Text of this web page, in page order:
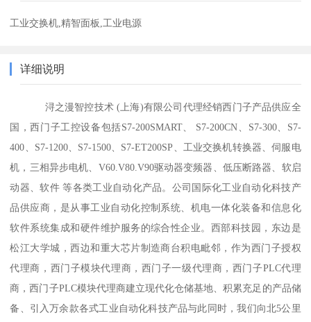
工业交换机,精智面板,工业电源
详细说明
浔之漫智控技术 (上海)有限公司代理经销西门子产品供应全
国，西门子工控设备包括S7-200SMART、 S7-200CN、S7-300、S7-
400、S7-1200、S7-1500、S7-ET200SP、工业交换机转换器、伺服电
机，三相异步电机、V60.V80.V90驱动器变频器、低压断路器、软启
动器、软件 等各类工业自动化产品。公司国际化工业自动化科技产
品供应商，是从事工业自动化控制系统、机电一体化装备和信息化
软件系统集成和硬件维护服务的综合性企业。西部科技园，东边是
松江大学城，西边和重大芯片制造商台积电毗邻，作为西门子授权
代理商，西门子模块代理商，西门子一级代理商，西门子PLC代理
商，西门子PLC模块代理商建立现代化仓储基地、积累充足的产品储
备、引入万余款各式工业自动化科技产品与此同时，我们向北5公里